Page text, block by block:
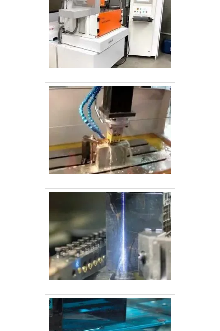
traz novidades em itens como usinagem cnc 4 eixos e
centro de usinagem 4 eixos.Tudo isso por ser uma
empresa comprometida com seus serviços e uma
empresa altamente qualificada, qualificações
construídas por focar suas ações no resultado final,
tendo escritório de alta qualidade onde são realizadas
as atividades e Instalada na cidade de Jacareí-SP, em
um ponto estratégico com fácil acesso à rodovia
Presidente Dutra e demais rodovias. Todos esses
fatores, agregados a uma equipe multidisciplinar de
consultores associados e profissionais qualificados,
garantem a melhor experiência para os clientes com